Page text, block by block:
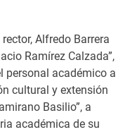
Alfredo Barrera
Ramírez Calzada”,
personal académico a
cultural y extensión
Basilio”, a
académica de su